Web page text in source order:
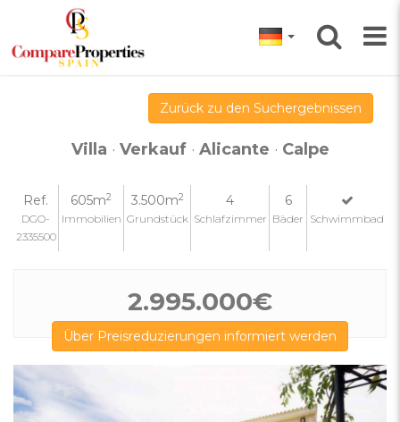
Zurück zu den Suchergebnissen
Villa · Verkauf· Alicante · Calpe
Ref.
DGO-
2335500
605m2
Immobilien
3.500m2
Grundstück
4
Schlafzimmer
6
Bäder Schwimmbad
2.995.000€
Über Preisreduzierungen informiert werden